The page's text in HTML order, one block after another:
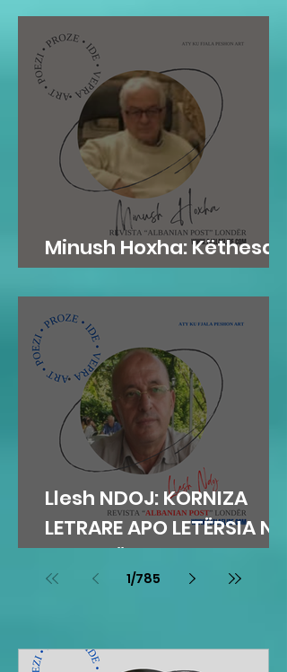
Minush Hoxha: Këthesa
emotive e zemres
Llesh NDOJ: KORNIZA
LETRARE APO LETËRSIA NË
KORNIZË
1/785